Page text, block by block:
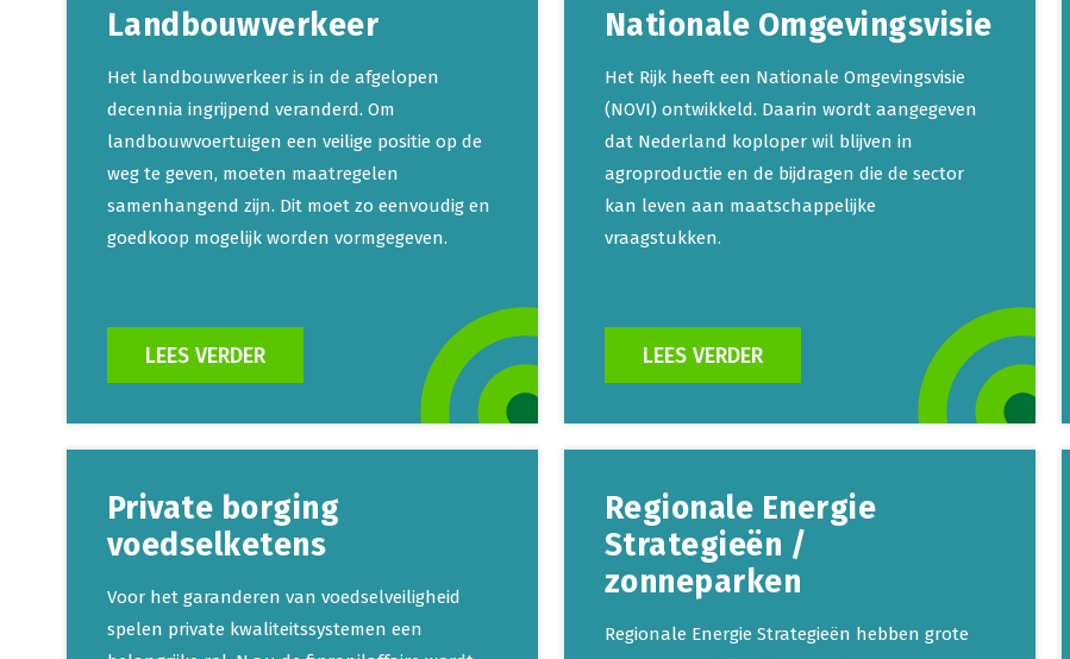
Landbouwverkeer
Het landbouwverkeer is in de afgelopen
decennia ingrijpend veranderd. Om
landbouwvoertuigen een veilige positie op de
weg te geven, moeten maatregelen
samenhangend zijn. Dit moet zo eenvoudig en
goedkoop mogelijk worden vormgegeven.
LEES VERDER
Nationale Omgevingsvisie
Het Rijk heeft een Nationale Omgevingsvisie
(NOVI) ontwikkeld. Daarin wordt aangegeven
dat Nederland koploper wil blijven in
agroproductie en de bijdragen die de sector
kan leven aan maatschappelijke
vraagstukken.
LEES VERDER
Private borging
voedselketens
Voor het garanderen van voedselveiligheid
spelen private kwaliteitssystemen een
Regionale Energie
Strategieën /
zonneparken
Regionale Energie Strategieën hebben grote